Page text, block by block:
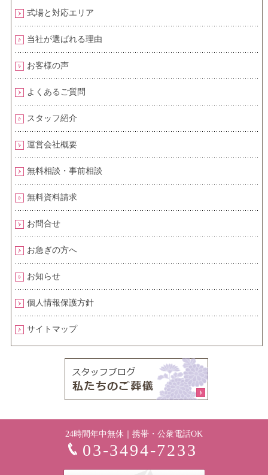
式場と対応エリア
当社が選ばれる理由
お客様の声
よくあるご質問
スタッフ紹介
運営会社概要
無料相談・事前相談
無料資料請求
お問合せ
お急ぎの方へ
お知らせ
個人情報保護方針
サイトマップ
24時間年中無休｜携帯・公衆電話OK
03-3494-7233